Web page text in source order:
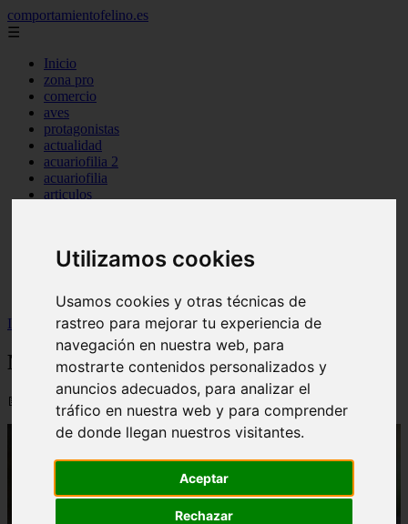
Utilizamos cookies
Usamos cookies y otras técnicas de
rastreo para mejorar tu experiencia de
navegación en nuestra web, para
mostrarte contenidos personalizados y
anuncios adecuados, para analizar el
tráfico en nuestra web y para comprender
de donde llegan nuestros visitantes.
Aceptar
Rechazar
comportamientofelino.es
☰
Inicio
zona pro
comercio
aves
protagonistas
actualidad
acuariofilia 2
acuariofilia
articulos
tablon de anuncios
zona pro
Inicio
gatos2 > Nombres para Perros Cane Corso
Nombres para Perros Cane Corso
📅 12/06/2025